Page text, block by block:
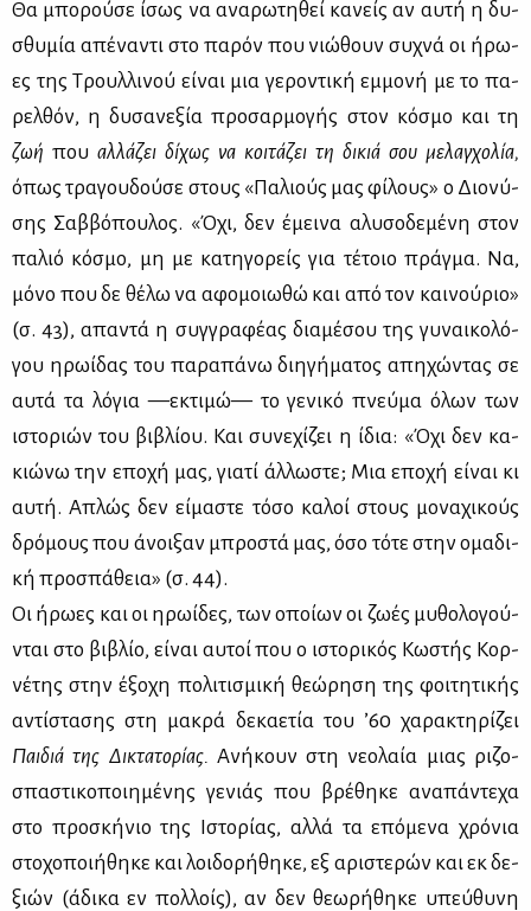
Θα μπο­ρού­σε ίσως να ανα­ρω­τη­θεί κα­νείς αν αυ­τή η δυ­
σθυ­μία απέ­να­ντι στο πα­ρόν που νιώ­θουν συ­χνά οι ήρω­
ες της Τρουλ­λι­νού εί­ναι μια γε­ρο­ντι­κή εμ­μο­νή με το πα­
ρελ­θόν, η δυ­σα­νε­ξία προ­σαρ­μο­γής στον κό­σμο και τη
ζωή που αλ­λά­ζει δί­χως να κοι­τά­ζει τη δι­κιά σου με­λαγ­χο­λία,
όπως τρα­γου­δού­σε στους «Πα­λιούς μας φί­λους» ο Διο­νύ­
σης Σαβ­βό­που­λος. «Όχι, δεν έμει­να αλυ­σο­δε­μέ­νη στον
πα­λιό κό­σμο, μη με κα­τη­γο­ρείς για τέ­τοιο πράγ­μα. Να,
μό­νο που δε θέ­λω να αφο­μοιω­θώ και από τον και­νού­ριο»
(σ. 43), απα­ντά η συγ­γρα­φέ­ας δια­μέ­σου της γυ­ναι­κο­λό­
γου ηρω­ί­δας του πα­ρα­πά­νω δι­η­γή­μα­τος απη­χώ­ντας σε
αυ­τά τα λό­για —εκτι­μώ— το γε­νι­κό πνεύ­μα όλων των
ιστο­ριών του βι­βλί­ου. Και συ­νε­χί­ζει η ίδια: «Όχι δεν κα­
κιώ­νω την επο­χή μας, για­τί άλ­λω­στε; Μια επο­χή εί­ναι κι
αυ­τή. Απλώς δεν εί­μα­στε τό­σο κα­λοί στους μο­να­χι­κούς
δρό­μους που άνοι­ξαν μπρο­στά μας, όσο τό­τε στην ομα­δι­
κή προ­σπά­θεια» (σ. 44).
Οι ήρω­ες και οι ηρω­ί­δες, των οποί­ων οι ζω­ές μυ­θο­λο­γού­
νται στο βι­βλίο, εί­ναι αυ­τοί που ο ιστο­ρι­κός Κω­στής Κορ­
νέ­της στην έξο­χη πο­λι­τι­σμι­κή θε­ώ­ρη­ση της φοι­τη­τι­κής
αντί­στα­σης στη μα­κρά δε­κα­ε­τία του ’60 χα­ρα­κτη­ρί­ζει
Παι­διά της Δι­κτα­το­ρί­ας. Ανή­κουν στη νε­ο­λαία μιας ρι­ζο­
σπα­στι­κο­ποι­η­μέ­νης γε­νιάς που βρέ­θη­κε ανα­πά­ντε­χα
στο προ­σκή­νιο της Ιστο­ρί­ας, αλ­λά τα επό­με­να χρό­νια
στο­χο­ποι­ή­θη­κε και λοι­δο­ρή­θη­κε, εξ αρι­στε­ρών και εκ δε­
ξιών (άδι­κα εν πολ­λοίς), αν δεν θε­ω­ρή­θη­κε υπεύ­θυ­νη